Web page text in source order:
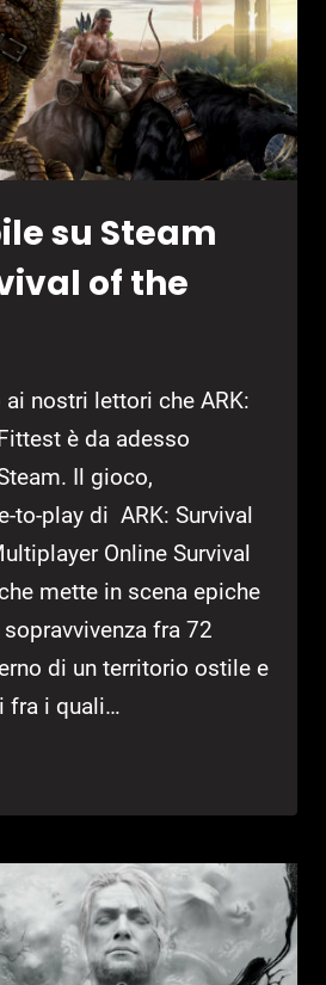
su Steam
of the
nostri lettori che ARK:
è da adesso
Il gioco,
to-play di ARK: Survival
Online Survival
mette in scena epiche
fra 72
di un territorio ostile e
fra i quali…